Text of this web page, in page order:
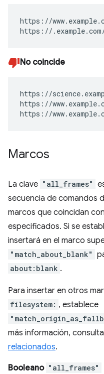
https://
https://
No coincide
https://
https://
https://
Marcos
La clave "all_frames"
secuencia de comandos
marcos que coincidan
especificados. Si se
insertará en el marco
"match_about_blank"
about:blank .
Para insertar en otros
filesystem: , establece
más información, consulta
relacionados.
Booleano "all_frames"